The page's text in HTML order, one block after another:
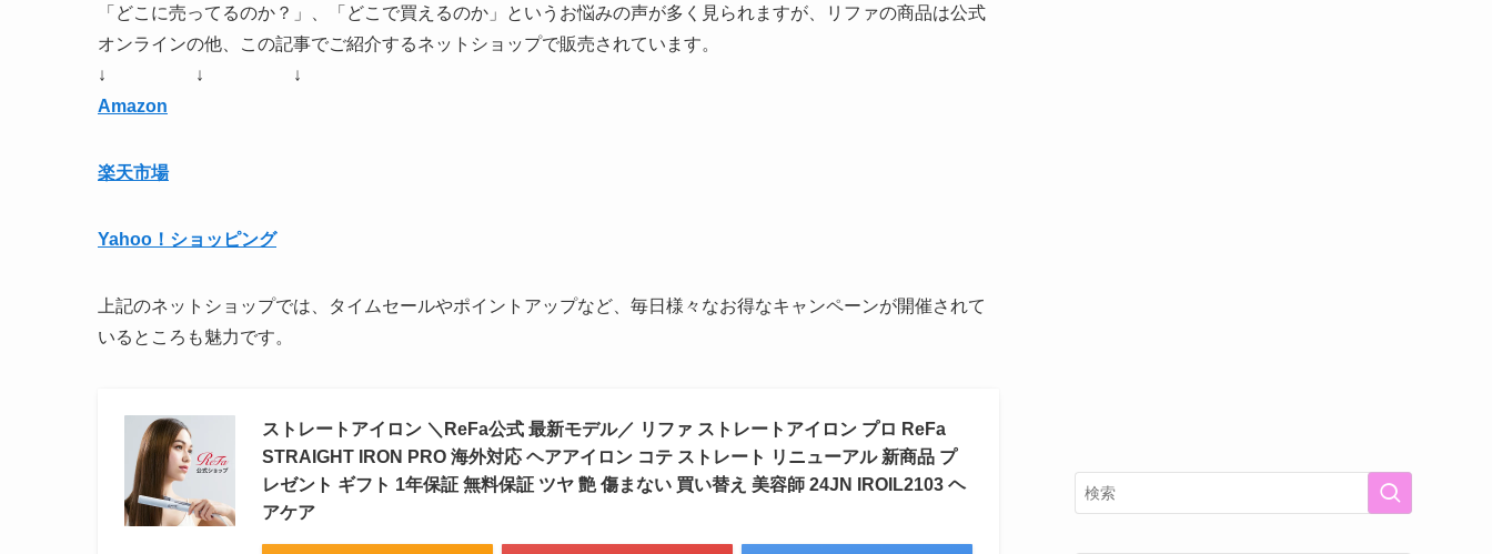
「どこに売ってるのか？」、「どこで買えるのか」というお悩みの声が多く見られますが、リファの商品は公式
オンラインの他、この記事でご紹介するネットショップで販売されています。
↓ ↓ ↓
Amazon
楽天市場
Yahoo！ショッピング
上記のネットショップでは、タイムセールやポイントアップなど、毎日様々なお得なキャンペーンが開催されて
いるところも魅力です。
ストレートアイロン ＼ReFa公式 最新モデル／ リファ ストレートアイロン プロ ReFa
STRAIGHT IRON PRO 海外対応 ヘアアイロン コテ ストレート リニューアル 新商品 プ
レゼント ギフト 1年保証 無料保証 ツヤ 艶 傷まない 買い替え 美容師 24JN IROIL2103 ヘ
アケア